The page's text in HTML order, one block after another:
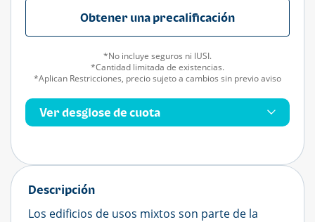
Descripción
Los edificios de usos mixtos son parte de la
Ver desglose de cuota
Obtener una precalificación
*No incluye seguros ni IUSI.
*Cantidad limitada de existencias.
*Aplican Restricciones, precio sujeto a cambios sin previo aviso